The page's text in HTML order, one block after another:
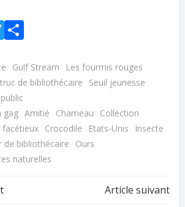
Twitter
Gulf Stream
Les fourmis rouges
de bibliothécaire
Seuil jeunesse
gag Amitié Chameau
Collection
facétieux Crocodile Etats-Unis
Insecte
de bibliothécaire
Ours
naturelles
Navigation
Article suivant